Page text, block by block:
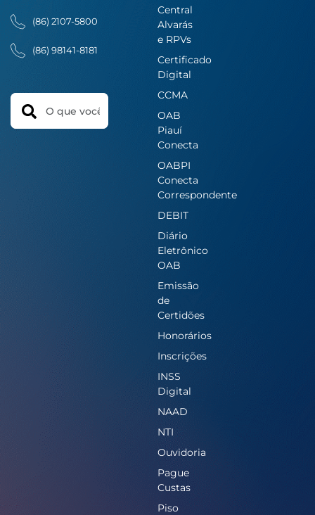
(86) 2107-5800
(86) 98141-8181
Search
Central
Alvarás
e RPVs
Certificado
Digital
CCMA
OAB
Piauí
Conecta
OABPI
Conecta
Correspondente
DEBIT
Diário
Eletrônico
OAB
Emissão
de
Certidões
Honorários
Inscrições
INSS
Digital
NAAD
NTI
Ouvidoria
Pague
Custas
Piso